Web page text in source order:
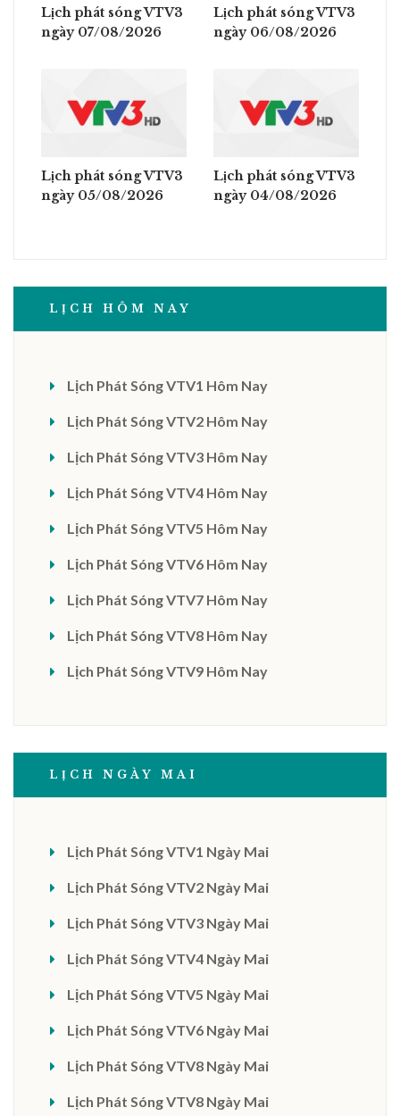
Lịch phát sóng VTV3
ngày 07/08/2026
Lịch phát sóng VTV3
ngày 06/08/2026
Lịch phát sóng VTV3
ngày 05/08/2026
Lịch phát sóng VTV3
ngày 04/08/2026
LỊCH HÔM NAY
Lịch Phát Sóng VTV1 Hôm Nay
Lịch Phát Sóng VTV2 Hôm Nay
Lịch Phát Sóng VTV3 Hôm Nay
Lịch Phát Sóng VTV4 Hôm Nay
Lịch Phát Sóng VTV5 Hôm Nay
Lịch Phát Sóng VTV6 Hôm Nay
Lịch Phát Sóng VTV7 Hôm Nay
Lịch Phát Sóng VTV8 Hôm Nay
Lịch Phát Sóng VTV9 Hôm Nay
LỊCH NGÀY MAI
Lịch Phát Sóng VTV1 Ngày Mai
Lịch Phát Sóng VTV2 Ngày Mai
Lịch Phát Sóng VTV3 Ngày Mai
Lịch Phát Sóng VTV4 Ngày Mai
Lịch Phát Sóng VTV5 Ngày Mai
Lịch Phát Sóng VTV6 Ngày Mai
Lịch Phát Sóng VTV8 Ngày Mai
Lịch Phát Sóng VTV8 Ngày Mai